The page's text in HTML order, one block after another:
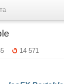
14 571